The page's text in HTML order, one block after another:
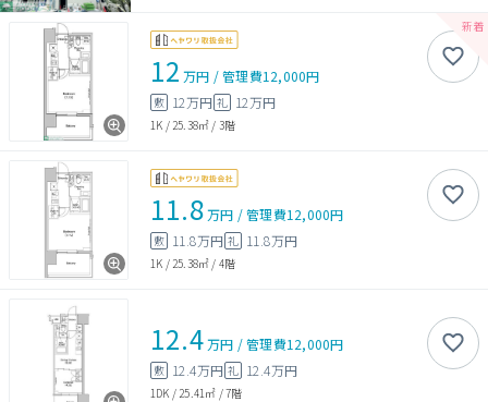
12 万円 /管理費12,000円
敷 12万円 礼 12万円
1K /25.38㎡ / 3階
11.8万円 /管理費12,000円
敷 11.8万円 礼 11.8万円
1K /25.38㎡ / 4階
12.4万円 /管理費12,000円
敷 12.4万円 礼 12.4万円
1DK / 25.41㎡ /7階